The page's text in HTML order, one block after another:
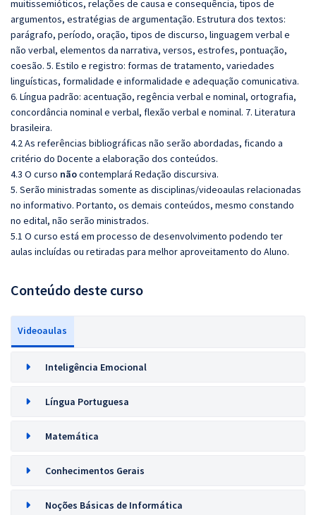
muitissemióticos, relações de causa e consequência, tipos de
argumentos, estratégias de argumentação. Estrutura dos textos:
parágrafo, período, oração, tipos de discurso, linguagem verbal e
não verbal, elementos da narrativa, versos, estrofes, pontuação,
coesão. 5. Estilo e registro: formas de tratamento, variedades
linguísticas, formalidade e informalidade e adequação comunicativa.
6. Língua padrão: acentuação, regência verbal e nominal, ortografia,
concordância nominal e verbal, flexão verbal e nominal. 7. Literatura
brasileira.
4.2 As referências bibliográficas não serão abordadas, ficando a
critério do Docente a elaboração dos conteúdos.
4.3 O curso nãocontemplará Redação discursiva.
5. Serão ministradas somente as disciplinas/videoaulas relacionadas
no informativo. Portanto, os demais conteúdos, mesmo constando
no edital, não serão ministrados.
5.1 O curso está em processo de desenvolvimento podendo ter
aulas incluídas ou retiradas para melhor aproveitamento do Aluno.
Conteúdo deste curso
Videoaulas
Inteligência Emocional
Língua Portuguesa
Matemática
Conhecimentos Gerais
Noções Básicas de Informática